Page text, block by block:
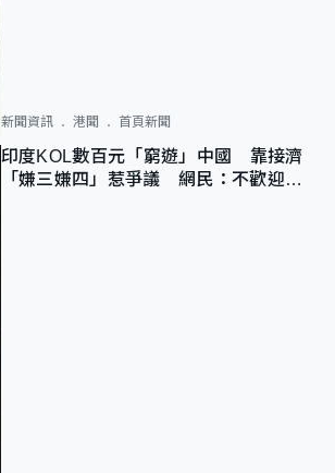
新聞資訊 港聞 首頁新聞
印度KOL數百元「窮遊」中國 靠接濟
「嫌三嫌四」惹爭議 網民：不歡迎劣